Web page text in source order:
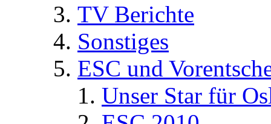
TV Berichte
Sonstiges
ESC und
Unser Star für